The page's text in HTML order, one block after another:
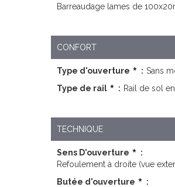
Barreaudage lames de
CONFORT
Type d'ouverture : Sans
Type de rail
: Rail de sol
TECHNIQUE
Sens D'ouverture
:
Refoulement à droite (vue
Butée d'ouverture
: